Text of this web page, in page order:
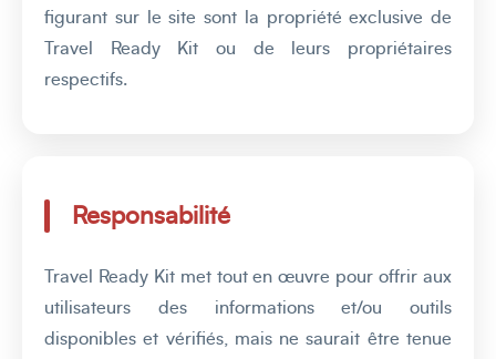
figurant sur le site sont la propriété exclusive de
Travel Ready Kit ou de leurs propriétaires
respectifs.
Responsabilité
Travel Ready Kit met tout en œuvre pour offrir aux
utilisateurs des informations et/ou outils
disponibles et vérifiés, mais ne saurait être tenue